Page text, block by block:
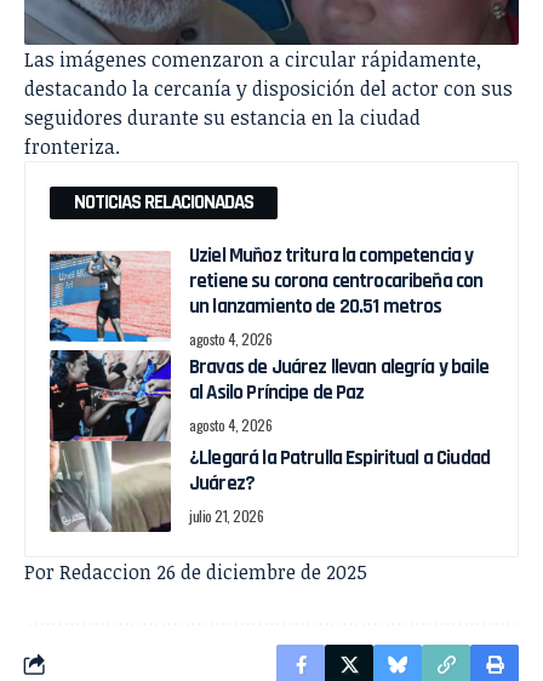
Las imágenes comenzaron a circular rápidamente,
destacando la cercanía y disposición del actor con sus
seguidores durante su estancia en la ciudad
fronteriza.
NOTICIAS RELACIONADAS
Uziel Muñoz tritura la competencia y
retiene su corona centrocaribeña con
un lanzamiento de 20.51 metros
agosto 4, 2026
Bravas de Juárez llevan alegría y baile
al Asilo Príncipe de Paz
agosto 4, 2026
¿Llegará la Patrulla Espiritual a Ciudad
Juárez?
julio 21, 2026
Por Redaccion 26 de diciembre de 2025